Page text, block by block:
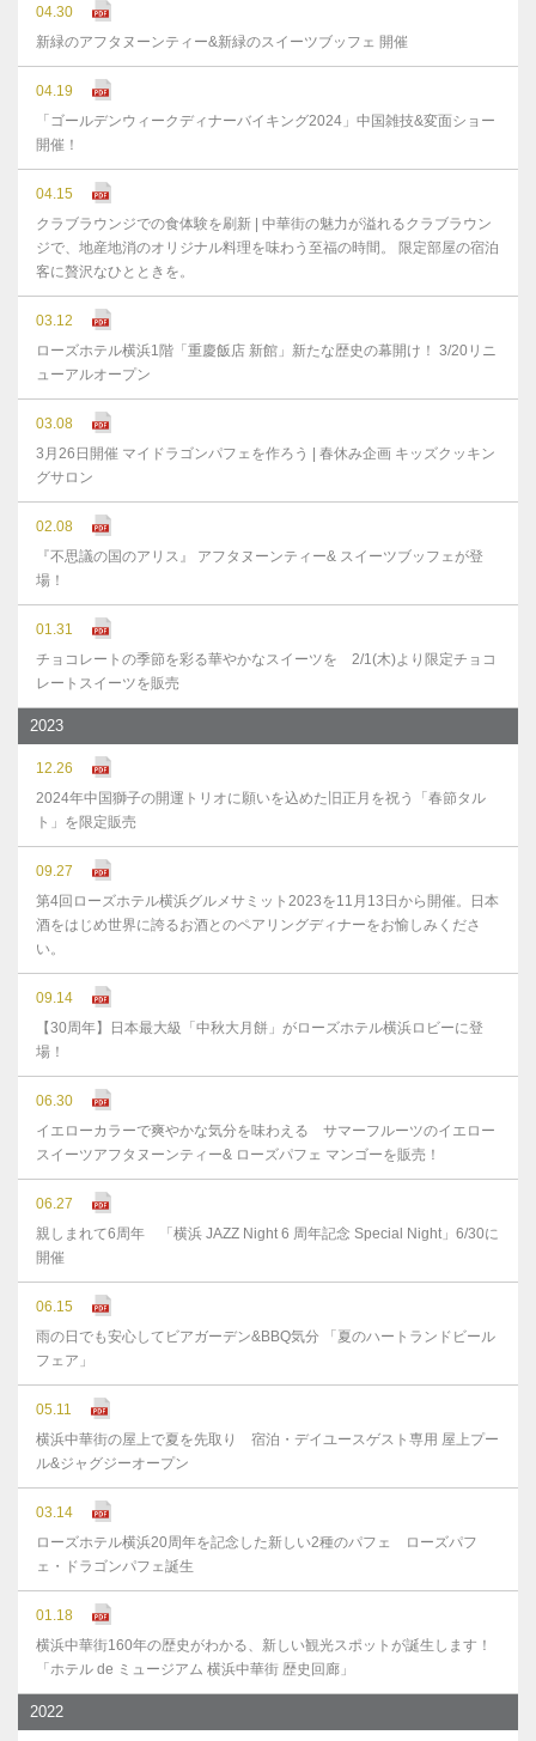
04.30
新緑のアフタヌーンティー&新緑のスイーツブッフェ 開催
04.19
「ゴールデンウィークディナーバイキング2024」中国雑技&変面ショー
開催！
04.15
クラブラウンジでの食体験を刷新 | 中華街の魅力が溢れるクラブラウン
ジで、地産地消のオリジナル料理を味わう至福の時間。 限定部屋の宿泊
客に贅沢なひとときを。
03.12
ローズホテル横浜1階「重慶飯店 新館」新たな歴史の幕開け！ 3/20リニ
ューアルオープン
03.08
3月26日開催 マイドラゴンパフェを作ろう | 春休み企画 キッズクッキン
グサロン
02.08
『不思議の国のアリス』 アフタヌーンティー& スイーツブッフェが登
場！
01.31
チョコレートの季節を彩る華やかなスイーツを 2/1(木)より限定チョコ
レートスイーツを販売
2023
12.26
2024年中国獅子の開運トリオに願いを込めた旧正月を祝う「春節タル
ト」を限定販売
09.27
第4回ローズホテル横浜グルメサミット2023を11月13日から開催。日本
酒をはじめ世界に誇るお酒とのペアリングディナーをお愉しみくださ
い。
09.14
【30周年】日本最大級「中秋大月餅」がローズホテル横浜ロビーに登
場！
06.30
イエローカラーで爽やかな気分を味わえる サマーフルーツのイエロー
スイーツアフタヌーンティー& ローズパフェ マンゴーを販売！
06.27
親しまれて6周年 「横浜 JAZZ Night 6 周年記念 Special Night」6/30に
開催
06.15
雨の日でも安心してビアガーデン&BBQ気分 「夏のハートランドビール
フェア」
05.11
横浜中華街の屋上で夏を先取り 宿泊・デイユースゲスト専用 屋上プー
ル&ジャグジーオープン
03.14
ローズホテル横浜20周年を記念した新しい2種のパフェ ローズパフ
ェ・ドラゴンパフェ誕生
01.18
横浜中華街160年の歴史がわかる、新しい観光スポットが誕生します！
「ホテル de ミュージアム 横浜中華街 歴史回廊」
2022